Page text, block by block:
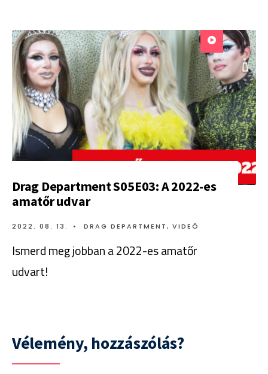
Drag Department S05E03: A 2022-es
amatőr udvar
2022. 08. 13. • DRAG DEPARTMENT, VIDEÓ
Ismerd meg jobban a 2022-es amatőr
udvart!
Vélemény, hozzászólás?